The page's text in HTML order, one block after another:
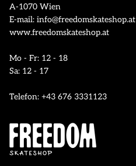
A-1070 Wien
E-mail: info@freedomskateshop.at
www.freedomskateshop.at
Mo - Fr: 12 - 18
Sa: 12 - 17
Telefon: +43 676 3331123